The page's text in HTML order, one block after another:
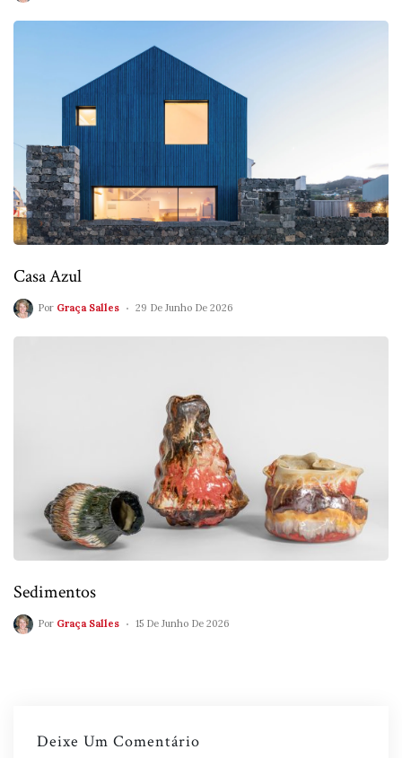
Casa Azul
Por Graça Salles 29 De Junho De 2026
Sedimentos
Por Graça Salles 15 De Junho De 2026
Deixe Um Comentário